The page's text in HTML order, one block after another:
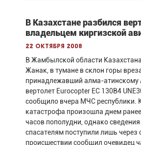
В Казахстане разбился
владельцем киргизской
22 октября 2008
В Жамбылской области
Жанак, в тумане в склон горы
принадлежавший алма-атинскому
вертолет Eurocopter EC 130B4
сообщило вчера МЧС республики.
катастрофа произошла днем
часов пополудни, однако сведения
спасателям поступили лишь через
происшествии сообщил очевидец